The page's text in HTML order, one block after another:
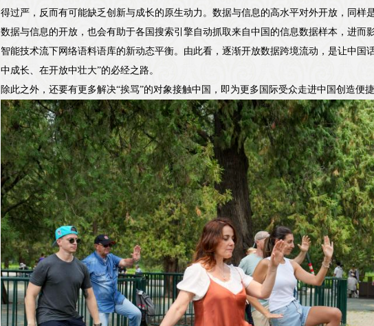
得过严，反而有可能缺乏创新与成长的原生动力。数据与信息的高水平对外开放，同样
数据与信息的开放，也会有助于各国搜索引擎自动抓取来自中国的信息数据样本，进而
智能技术流下网络语料语库的新动态平衡。由此看，逐渐开放数据跨境流动，是让中国
中成长、在开放中壮大”的必经之路。
除此之外，还要有更多解决“挨骂”的对象接触中国，即为更多国际受众走进中国创造便